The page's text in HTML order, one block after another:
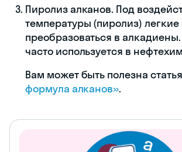
Пиролиз алканов. Под
температуры (пиролиз)
преобразоваться в
часто используется в
Вам может быть полезна статья
формула алканов».